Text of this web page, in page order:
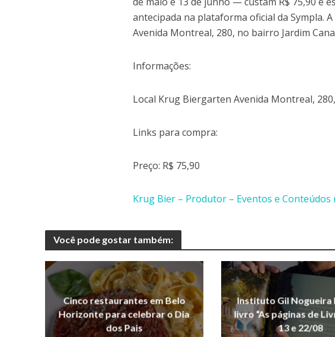
antecipada na plataforma oficial da Sympla.
Avenida Montreal, 280, no bairro Jardim
Informações:
Local Krug Biergarten Avenida Montreal,
Links para compra:
Preço: R$ 75,90
Krug Bier – Produtor – Eventos e Conteúdos
Você pode gostar também:
Cinco restaurantes em Belo
Horizonte para celebrar o Dia
dos Pais
Instituto Gil Nogueira
livro “As páginas de
13 e 22/08